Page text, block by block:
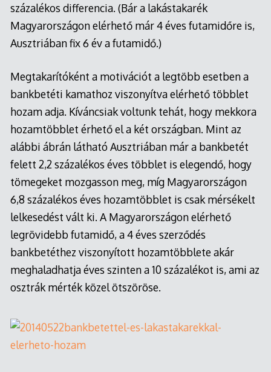
százalékos differencia. (Bár a lakástakarék
Magyarországon elérhető már 4 éves futamidőre is,
Ausztriában fix 6 év a futamidő.)
Megtakarítóként a motivációt a legtöbb esetben a
bankbetéti kamathoz viszonyítva elérhető többlet
hozam adja. Kíváncsiak voltunk tehát, hogy mekkora
hozamtöbblet érhető el a két országban. Mint az
alábbi ábrán látható Ausztriában már a bankbetét
felett 2,2 százalékos éves többlet is elegendő, hogy
tömegeket mozgasson meg, míg Magyarországon
6,8 százalékos éves hozamtöbblet is csak mérsékelt
lelkesedést vált ki. A Magyarországon elérhető
legrövidebb futamidő, a 4 éves szerződés
bankbetéthez viszonyított hozamtöbblete akár
meghaladhatja éves szinten a 10 százalékot is, ami az
osztrák mérték közel ötszöröse.